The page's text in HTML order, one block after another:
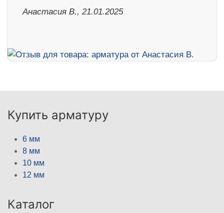
Анастасия В., 21.01.2025
Купить арматуру
6 мм
8 мм
10 мм
12 мм
Каталог